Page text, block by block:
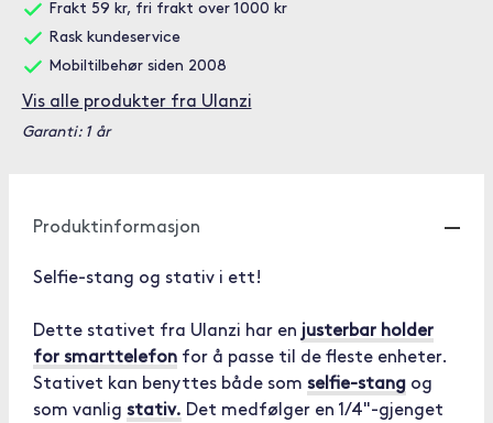
Frakt 59 kr, fri frakt over 1000 kr
Rask kundeservice
Mobiltilbehør siden 2008
Vis alle produkter fra Ulanzi
Garanti: 1 år
Produktinformasjon
Selfie-stang og stativ i ett!
Dette stativet fra Ulanzi har en justerbar holder
for smarttelefon for å passe til de fleste enheter.
Stativet kan benyttes både som selfie-stang og
som vanlig stativ. Det medfølger en 1/4"-gjenget